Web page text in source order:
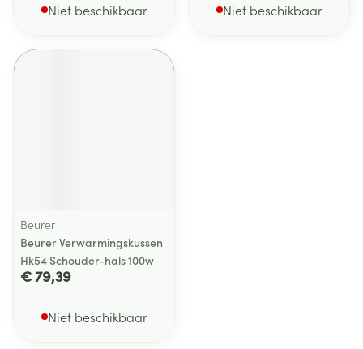
Niet beschikbaar Niet beschikbaar
Beurer
Beurer Verwarmingskussen
Hk54 Schouder-hals 100w
€ 79,39
Niet beschikbaar